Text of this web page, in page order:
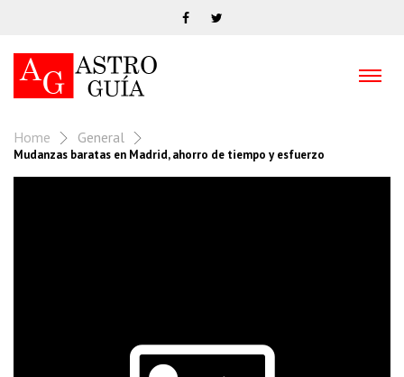
Home General
Mudanzas baratas en Madrid, ahorro de tiempo y esfuerzo